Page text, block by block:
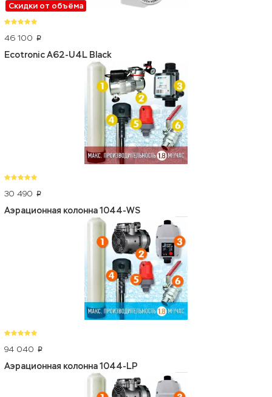
Скидки от объёма
46 100 p
Ecotronic A62-U4L Black
30 490 p
Аэрационная колонна 1044-WS
94 040 p
Аэрационная колонна 1044-LP